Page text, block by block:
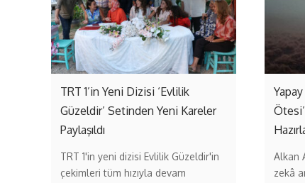
TRT 1’in Yeni Dizisi ‘Evlilik
Güzeldir’ Setinden Yeni Kareler
Paylaşıldı
TRT 1'in yeni dizisi Evlilik Güzeldir'in
çekimleri tüm hızıyla devam
Alkan
zekâ